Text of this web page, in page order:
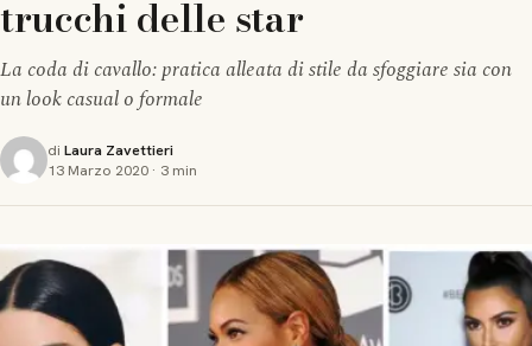
trucchi delle star
La coda di cavallo: pratica alleata di stile da sfoggiare sia con
un look casual o formale
di Laura Zavettieri
13 Marzo 2020 · 3 min